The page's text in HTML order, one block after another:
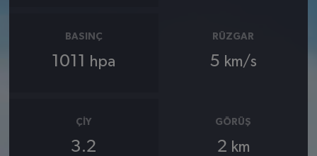
BASINÇ
1011 hpa
RÜZGAR
5 km/s
ÇIY
3.2
GÖRÜŞ
2 km